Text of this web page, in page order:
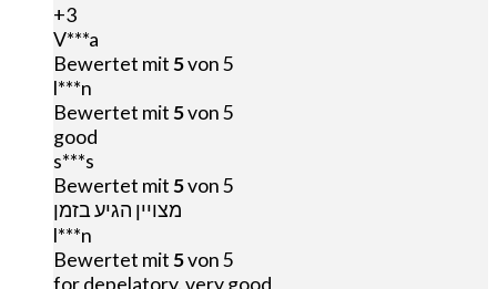
+3
V***a
Bewertet mit5von 5
l***n
Bewertet mit5von 5
good
s***s
Bewertet mit5von 5
מצויין הגיע בזמן
l***n
Bewertet mit5von 5
for depelatory. very good